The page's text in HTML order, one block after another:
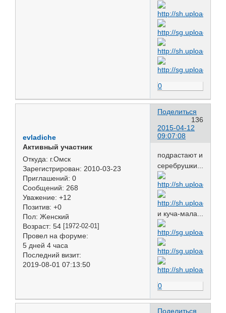
0
Поделиться
136
2015-04-12
09:07:08
evladiche
Активный участник
Откуда: г.Омск
Зарегистрирован: 2010-03-23
Приглашений: 0
Сообщений: 268
Уважение: +12
Позитив: +0
Пол: Женский
Возраст: 54 [1972-02-01]
Провел на форуме:
5 дней 4 часа
Последний визит:
2019-08-01 07:13:50
подрастают и
серебрушки...
и куча-мала...
0
Поделиться